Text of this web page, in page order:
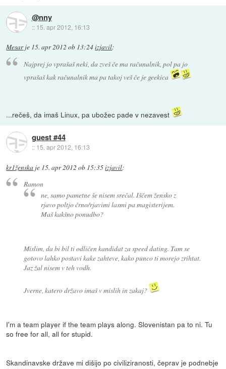
@nny
:: 15. apr 2012, 16:13
Mesarje 15. apr 2012 ob 13:24izjavil:
Najprej jo vprašaš neki, da zveš če ma računalnik, pol pa jo
vprašaš kak računalnik ma pa takoj veš če je geekica
...rečeš, da imaš Linux, pa ubožec pade v nezavest
guest #44
:: 15. apr 2012, 16:13
kr1ženska je 15. apr 2012 ob 15:35izjavil:
Ramon
ne, samo pametne še nisem srečal. Iščem žensko z
rjavo poltjo črno/rjavimi lasmi pa magisterijem.
Maš kakšno ponudbo?
Mislim, da bi bil ti odličen kandidat za speed dating. Tam se
gotovo lahko postavi kake zahteve, kako punco ti morejo zrihtat.
Jaz žal nisem v teh vodh.
Jverne, katero državo imaš v mislih in zakaj?
I'm a team player if the team plays along. Slovenistan pa to ni. Tu
so free for all, all for stupid.
Skandinavske države mi dišijo po civiliziranosti, čeprav je podnebje